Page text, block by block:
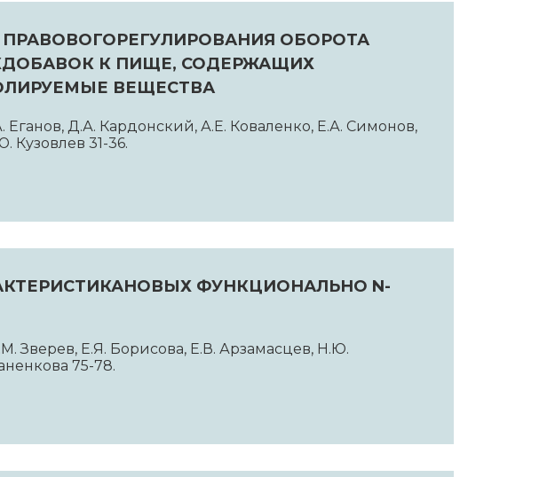
ОБОРОТА
К ПИЩЕ, СОДЕРЖАЩИХ
ВЕЩЕСТВА
Д.А. Кардонский, А.Е. Коваленко, Е.А. Симонов,
Кузовлев 31-36.
ФУНКЦИОНАЛЬНО N-
Зверев, Е.Я. Борисова, Е.В. Арзамасцев, Н.Ю.
75-78.